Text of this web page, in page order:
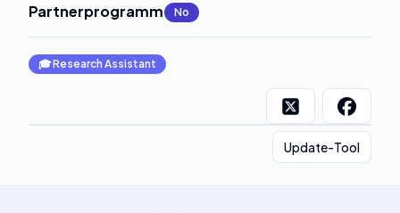
Partnerprogramm: No
🎓Research Assistant
Update-Tool